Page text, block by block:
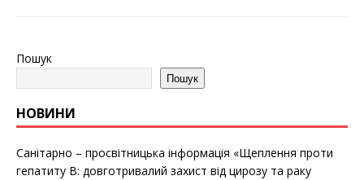
Пошук
Пошук
НОВИНИ
Санітарно – просвітницька інформація «Щеплення проти
гепатиту B: довготривалий захист від цирозу та раку